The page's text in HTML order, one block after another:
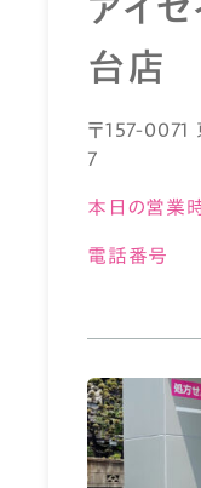
アイ
台店
〒157-0071
7
本日の営業
電話番号